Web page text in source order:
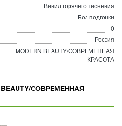
Винил горячего тиснения
Без подгонки
0
Россия
MODERN BEAUTY/СОВРЕМЕННАЯ
КРАСОТА
BEAUTY/СОВРЕМЕННАЯ